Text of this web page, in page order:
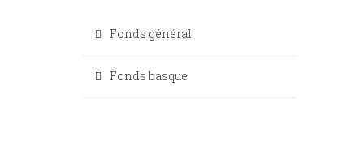
Fonds général
Fonds basque